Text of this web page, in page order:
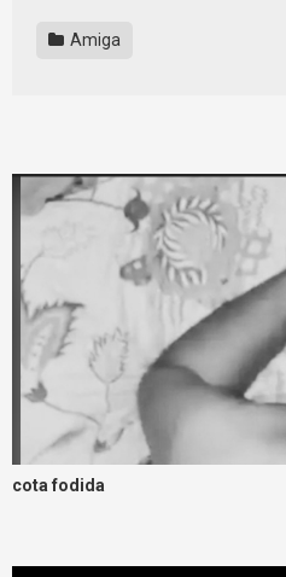
Amiga
cota fodida